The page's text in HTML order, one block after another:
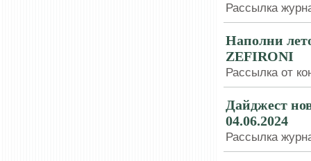
Рассылка
Наполни
ZEFIRONI
Рассылка от
Дайджест
04.06.2024
Рассылка